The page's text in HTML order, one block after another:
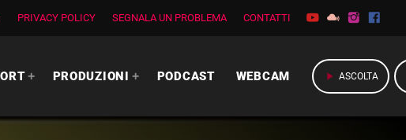
PRIVACY POLICY SEGNALA UN PROBLEMA CONTATTI
PRODUZIONI PODCAST WEBCAM play_arrow ASCOLTA